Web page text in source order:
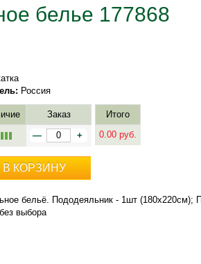
белье 177868
Россия
Заказ
— +
Итого
0.00 руб.
КОРЗИНУ
бельё. Пододеяльник - 1шт
выбора